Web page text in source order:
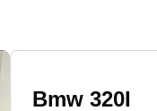
Bmw 320I